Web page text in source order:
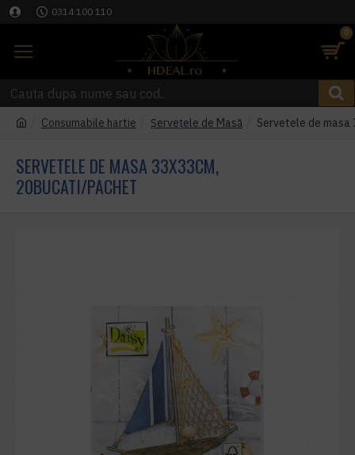
0314 100 110
0
Consumabile hartie Șervețele de Masă Servetele de
SERVETELE DE MASA 33X33CM,
20BUCATI/PACHET